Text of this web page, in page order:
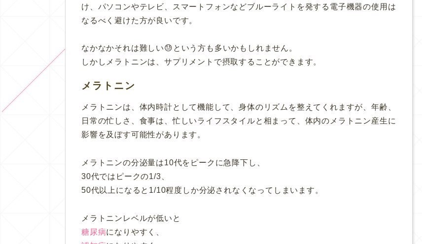
け、パソコンやテレビ、スマートフォンなどブルーライトを発する電子機器の使用は
なるべく避けた方が良いです。
なかなかそれは難しい😓という方も多いかもしれません。
しかしメラトニンは、サプリメントで摂取することができます。
メラトニン
メラトニンは、体内時計として機能して、身体のリズムを整えてくれますが、年齢、
日常の忙しさ、食事は、忙しいライフスタイルと相まって、体内のメラトニン産生に
影響を及ぼす可能性があります。
メラトニンの分泌量は10代をピークに急降下し、
30代ではピークの1/3、
50代以上になると1/10程度しか分泌されなくなってしまいます。
メラトニンレベルが低いと
糖尿病になりやすく、